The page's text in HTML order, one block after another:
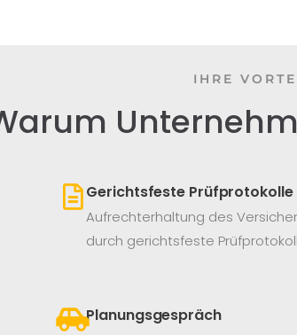
IHRE
Gerichtsfeste Prüfprotokolle
Aufrechterhaltung des
durch gerichtsfeste
Planungsgespräch